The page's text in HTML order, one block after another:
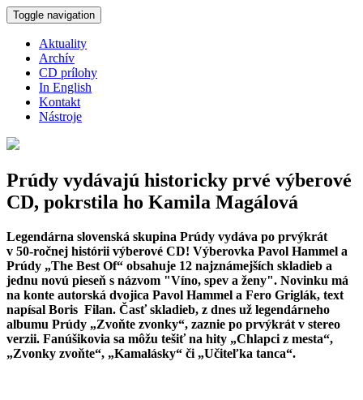
Skočiť na hlavný obsah
Toggle navigation
Aktuality
Archív
CD prílohy
In English
Kontakt
Nástroje
Prúdy vydávajú historicky prvé výberové
CD, pokrstila ho Kamila Magálová
Legendárna slovenská skupina Prúdy vydáva po prvýkrát
v 50-ročnej histórii výberové CD! Výberovka Pavol Hammel a
Prúdy „The Best Of“ obsahuje 12 najznámejších skladieb a
jednu novú pieseň s názvom "Víno, spev a ženy". Novinku má
na konte autorská dvojica Pavol Hammel a Fero Griglák, text
napísal Boris Filan. Časť skladieb, z dnes už legendárneho
albumu Prúdy „Zvoňte zvonky“, zaznie po prvýkrát v stereo
verzii. Fanúšikovia sa môžu tešiť na hity „Chlapci z mesta“,
„Zvonky zvoňte“, „Kamalásky“ či „Učiteľka tanca“.